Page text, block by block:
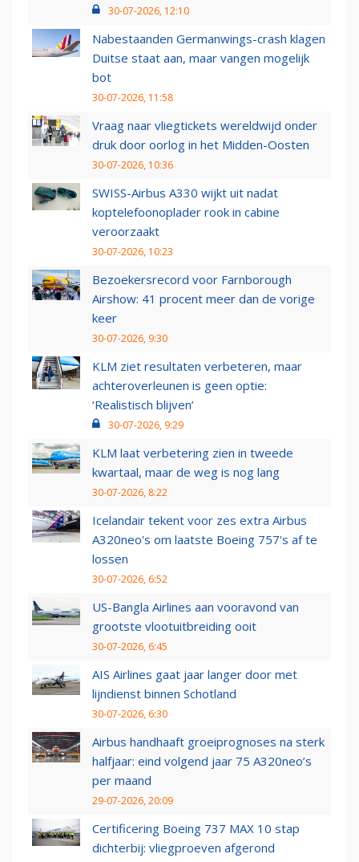
30-07-2026, 12:10
Nabestaanden Germanwings-crash klagen
Duitse staat aan, maar vangen mogelijk
bot
30-07-2026, 11:58
Vraag naar vliegtickets wereldwijd onder
druk door oorlog in het Midden-Oosten
30-07-2026, 10:36
SWISS-Airbus A330 wijkt uit nadat
koptelefoonoplader rook in cabine
veroorzaakt
30-07-2026, 10:23
Bezoekersrecord voor Farnborough
Airshow: 41 procent meer dan de vorige
keer
30-07-2026, 9:30
KLM ziet resultaten verbeteren, maar
achteroverleunen is geen optie:
‘Realistisch blijven’
30-07-2026, 9:29
KLM laat verbetering zien in tweede
kwartaal, maar de weg is nog lang
30-07-2026, 8:22
Icelandair tekent voor zes extra Airbus
A320neo's om laatste Boeing 757's af te
lossen
30-07-2026, 6:52
US-Bangla Airlines aan vooravond van
grootste vlootuitbreiding ooit
30-07-2026, 6:45
AIS Airlines gaat jaar langer door met
lijndienst binnen Schotland
30-07-2026, 6:30
Airbus handhaaft groeiprognoses na sterk
halfjaar: eind volgend jaar 75 A320neo’s
per maand
29-07-2026, 20:09
Certificering Boeing 737 MAX 10 stap
dichterbij: vliegproeven afgerond